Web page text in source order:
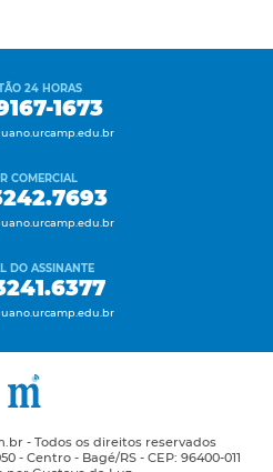
24 HORAS
1673
COMERCIAL
DO ASSINANTE
- Todos os direitos reservados
- Centro - Bagé/RS - CEP: 96400-011